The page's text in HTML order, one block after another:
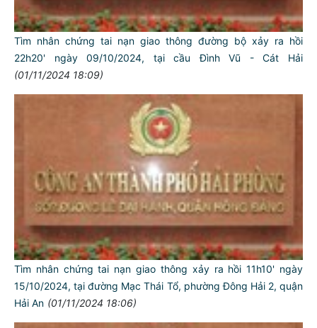
Tìm nhân chứng tai nạn giao thông đường bộ xảy ra hồi
22h20' ngày 09/10/2024, tại cầu Đình Vũ - Cát Hải
(01/11/2024 18:09)
Tìm nhân chứng tai nạn giao thông xảy ra hồi 11h10' ngày
15/10/2024, tại đường Mạc Thái Tổ, phường Đông Hải 2, quận
Hải An (01/11/2024 18:06)